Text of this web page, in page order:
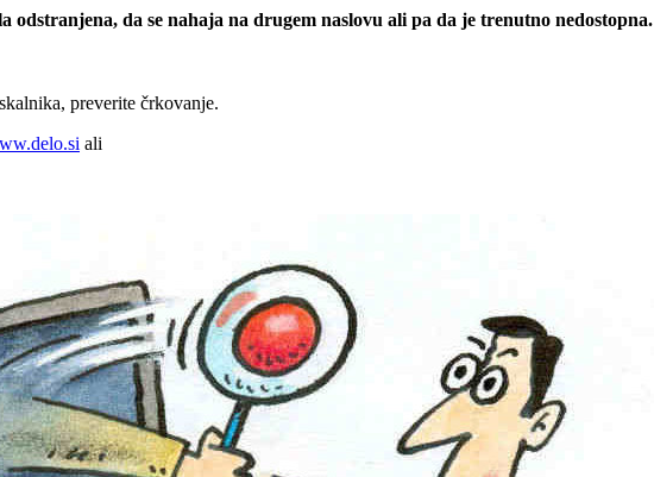
odstranjena, da se nahaja na drugem naslovu ali pa da je trenutno nedostopna.
preverite črkovanje.
ali